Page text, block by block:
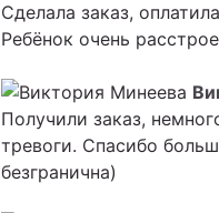
Сделала заказ,
Ребёнок очень
Получили заказ,
тревоги. Спасибо
безгранична)